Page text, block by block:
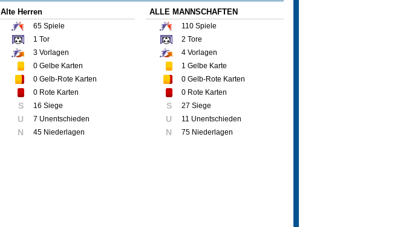
Alte Herren
65 Spiele
1 Tor
3 Vorlagen
0 Gelbe Karten
0 Gelb-Rote Karten
0 Rote Karten
S 16 Siege
U 7 Unentschieden
N 45 Niederlagen
ALLE MANNSCHAFTEN
110 Spiele
2 Tore
4 Vorlagen
1 Gelbe Karte
0 Gelb-Rote Karten
0 Rote Karten
S 27 Siege
U 11 Unentschieden
N 75 Niederlagen